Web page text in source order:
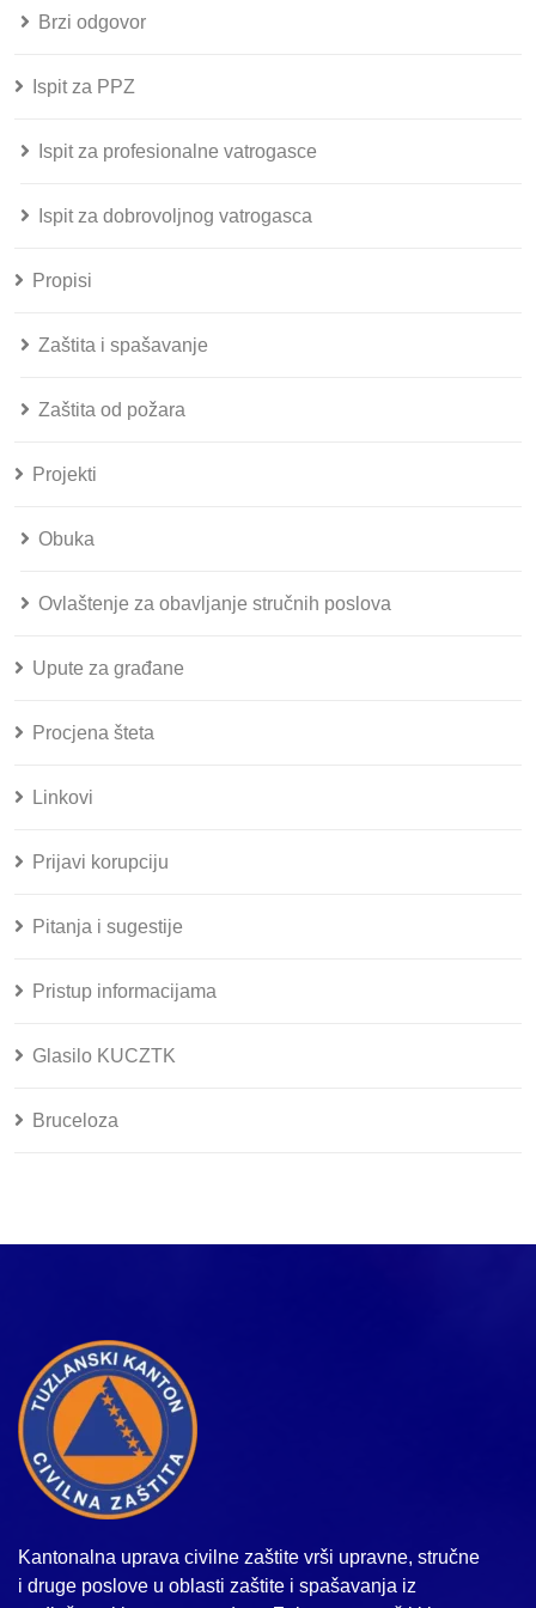
Brzi odgovor
Ispit za PPZ
Ispit za profesionalne vatrogasce
Ispit za dobrovoljnog vatrogasca
Propisi
Zaštita i spašavanje
Zaštita od požara
Projekti
Obuka
Ovlaštenje za obavljanje stručnih poslova
Upute za građane
Procjena šteta
Linkovi
Prijavi korupciju
Pitanja i sugestije
Pristup informacijama
Glasilo KUCZTK
Bruceloza
Kantonalna uprava civilne zaštite vrši upravne, stručne
i druge poslove u oblasti zaštite i spašavanja iz